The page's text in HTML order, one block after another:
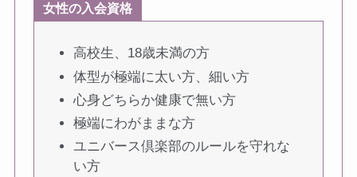
女性の入会資格
高校生、18歳未満の方
体型が極端に太い方、細い方
心身どちらか健康で無い方
極端にわがままな方
ユニバース倶楽部のルールを守れな
い方